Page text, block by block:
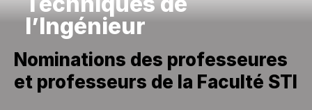
l’Ingénieur
Nominations des professeures
et professeurs de la Faculté STI